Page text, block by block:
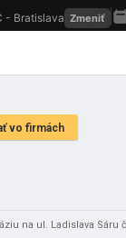
na ul. Ladislava Sáru